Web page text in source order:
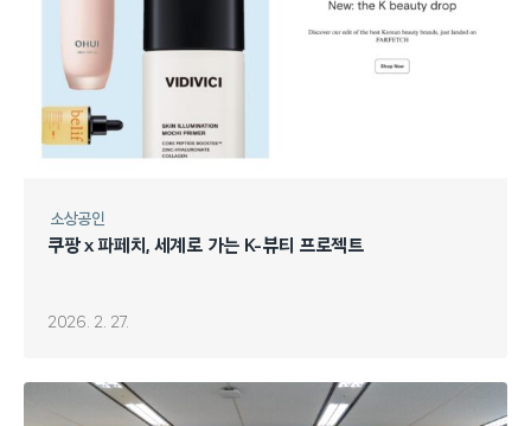
소상공인
쿠팡 x 파페치, 세계로 가는 K-뷰티 프로젝트
2026. 2. 27.